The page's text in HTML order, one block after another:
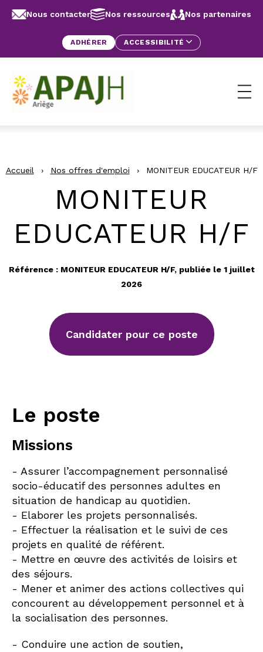
Aller au contenu
Nous contacter Nos ressources Nos partenaires
ADHÉRER ACCESSIBILITÉ
Accueil › Nos offres d'emploi › MONITEUR EDUCATEUR H/F
MONITEUR
EDUCATEUR H/F
Référence : MONITEUR EDUCATEUR H/F, publiée le 1 juillet
2026
Candidater pour ce poste
Le poste
Missions
- Assurer l’accompagnement personnalisé
socio-éducatif des personnes adultes en
situation de handicap au quotidien.
- Elaborer les projets personnalisés.
- Effectuer la réalisation et le suivi de ces
projets en qualité de référent.
- Mettre en œuvre des activités de loisirs et
des séjours.
- Mener et animer des actions collectives qui
concourent au développement personnel et à
la socialisation des personnes.
- Conduire une action de soutien,
Panneau de gestion des cookies